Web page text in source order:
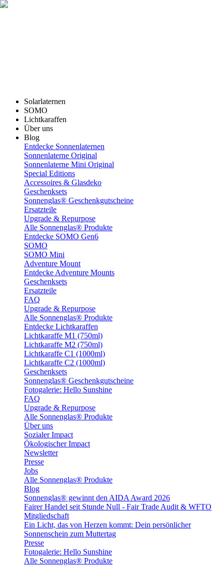
Solarlaternen
SOMO
Lichtkaraffen
Über uns
Blog
Entdecke Sonnenlaternen
Sonnenlaterne Original
Sonnenlaterne Mini Original
Special Editions
Accessoires & Glasdeko
Geschenksets
Sonnenglas® Geschenkgutscheine
Ersatzteile
Upgrade & Repurpose
Alle Sonnenglas® Produkte
Entdecke SOMO Gen6
SOMO
SOMO Mini
Adventure Mount
Entdecke Adventure Mounts
Geschenksets
Ersatzteile
FAQ
Upgrade & Repurpose
Alle Sonnenglas® Produkte
Entdecke Lichtkaraffen
Lichtkaraffe M1 (750ml)
Lichtkaraffe M2 (750ml)
Lichtkaraffe C1 (1000ml)
Lichtkaraffe C2 (1000ml)
Geschenksets
Sonnenglas® Geschenkgutscheine
Fotogalerie: Hello Sunshine
FAQ
Upgrade & Repurpose
Alle Sonnenglas® Produkte
Über uns
Sozialer Impact
Ökologischer Impact
Newsletter
Presse
Jobs
Alle Sonnenglas® Produkte
Blog
Sonnenglas® gewinnt den AIDA Award 2026
Fairer Handel seit Stunde Null - Fair Trade Audit & WFTO
Mitgliedschaft
Ein Licht, das von Herzen kommt: Dein persönlicher
Sonnenschein zum Muttertag
Presse
Fotogalerie: Hello Sunshine
Alle Sonnenglas® Produkte